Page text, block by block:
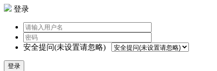
登录
安全提问(未设置请忽略)
登录